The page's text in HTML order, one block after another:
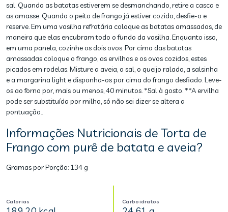
sal. Quando as batatas estiverem se desmanchando, retire a casca e
as amasse. Quando o peito de frango já estiver cozido, desfie-o e
reserve. Em uma vasilha refratária coloque as batatas amassadas, de
maneira que elas encubram todo o fundo da vasilha. Enquanto isso,
em uma panela, cozinhe os dois ovos. Por cima das batatas
amassadas coloque o frango, as ervilhas e os ovos cozidos, estes
picados em rodelas. Misture a aveia, o sal, o queijo ralado, a salsinha
e a margarina light e disponha-os por cima do frango desfiado. Leve-
os ao forno por, mais ou menos, 40 minutos. *Sal à gosto. **A ervilha
pode ser substituída por milho, só não sei dizer se altera a
pontuação..
Informações Nutricionais de Torta de
Frango com purê de batata e aveia?
Gramas por Porção: 134 g
Calorias Carboidratos